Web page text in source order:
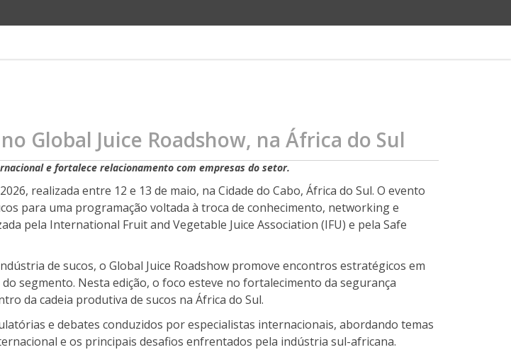
Global Juice Roadshow, na África do Sul
e fortalece relacionamento com empresas do setor.
realizada entre 12 e 13 de maio, na Cidade do Cabo, África do Sul. O evento
para uma programação voltada à troca de conhecimento, networking e
pela International Fruit and Vegetable Juice Association (IFU) e pela Safe
de sucos, o Global Juice Roadshow promove encontros estratégicos em
segmento. Nesta edição, o foco esteve no fortalecimento da segurança
da cadeia produtiva de sucos na África do Sul.
e debates conduzidos por especialistas internacionais, abordando temas
e os principais desafios enfrentados pela indústria sul-africana.